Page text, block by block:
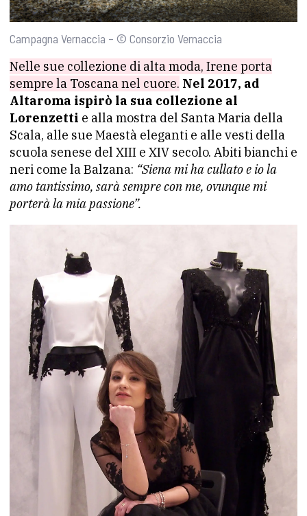
Campagna Vernaccia – © Consorzio Vernaccia
Nelle sue collezione di alta moda, Irene porta
sempre la Toscana nel cuore. Nel 2017, ad
Altaroma ispirò la sua collezione al
Lorenzetti e alla mostra del Santa Maria della
Scala, alle sue Maestà eleganti e alle vesti della
scuola senese del XIII e XIV secolo. Abiti bianchi e
neri come la Balzana: “Siena mi ha cullato e io la
amo tantissimo, sarà sempre con me, ovunque mi
porterà la mia passione”.